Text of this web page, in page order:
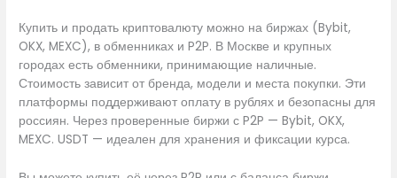
Купить и продать криптовалюту можно на биржах (Bybit,
OKX, MEXC), в обменниках и P2P. В Москве и крупных
городах есть обменники, принимающие наличные.
Стоимость зависит от бренда, модели и места покупки. Эти
платформы поддерживают оплату в рублях и безопасны для
россиян. Через проверенные биржи с P2P — Bybit, OKX,
MEXC. USDT — идеален для хранения и фиксации курса.